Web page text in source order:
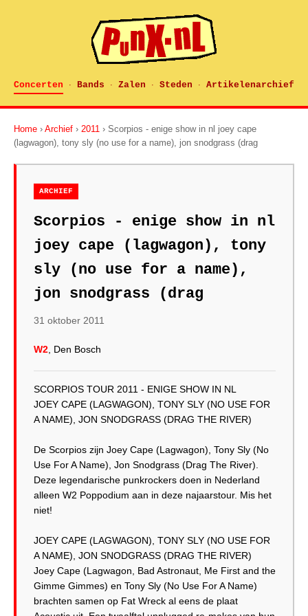
Concerten · Bands · Zalen · Steden · Artikelenarchief
Home › Archief › 2011 › Scorpios - enige show in nl joey cape
(lagwagon), tony sly (no use for a name), jon snodgrass (drag
ARCHIEF
Scorpios - enige show in nl
joey cape (lagwagon), tony
sly (no use for a name),
jon snodgrass (drag
31 oktober 2011
W2 , Den Bosch
SCORPIOS TOUR 2011 - ENIGE SHOW IN NL
JOEY CAPE (LAGWAGON), TONY SLY (NO USE FOR
A NAME), JON SNODGRASS (DRAG THE RIVER)
De Scorpios zijn Joey Cape (Lagwagon), Tony Sly (No
Use For A Name), Jon Snodgrass (Drag The River).
Deze legendarische punkrockers doen in Nederland
alleen W2 Poppodium aan in deze najaarstour. Mis het
niet!
JOEY CAPE (LAGWAGON), TONY SLY (NO USE FOR
A NAME), JON SNODGRASS (DRAG THE RIVER)
Joey Cape (Lagwagon, Bad Astronaut, Me First and the
Gimme Gimmes) en Tony Sly (No Use For A Name)
brachten samen op Fat Wreck al eens de plaat